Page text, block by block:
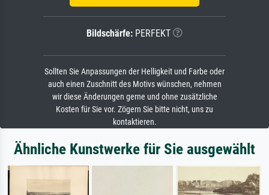
Bildschärfe: PERFEKT
Sollten Sie Anpassungen der Helligkeit und Farbe oder
auch einen Zuschnitt des Motivs wünschen, nehmen
wir diese Änderungen gerne und ohne zusätzliche
Kosten für Sie vor. Zögern Sie bitte nicht, uns zu
kontaktieren.
Ähnliche Kunstwerke für Sie ausgewählt